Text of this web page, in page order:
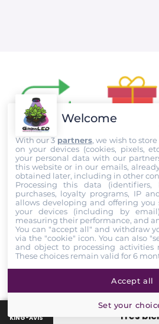
Échange sous
14 jours
Livraison offerte
dès 80€*
Paiement
sécurisé
Facilités de
paiement
Garantie Points de
KING-AVIS “Très
Welcome
With our 3 partners, we wish to
on your devices (cookies, pixels,
your personal data with our
this website or in our emails,
obtained later, including in other
Processing this data (identifiers,
purchases, loyalty programs, IP
allows developing and offering you
your devices (including by
measuring their performance, and
You can "accept all" and withdraw
via the "cookie" icon. You can also
and object to processing activities
These choices remain valid for 6
Set your
Accept all